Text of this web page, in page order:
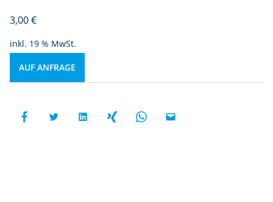
3,00€
inkl. 19 % MwSt.
AUF ANFRAGE